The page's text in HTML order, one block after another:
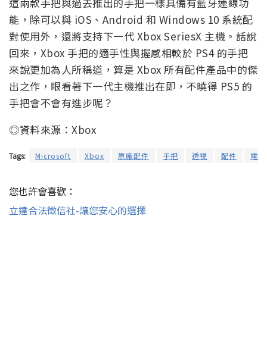
能，除可以與 iOS、Android 和 Windows 10 系統配
對使用外，還將支持下一代 Xbox SeriesX 主機。話說
回來，Xbox 手把的適手性與握感相較於 PS4 的手把
來說更加為人所稱道，算是 Xbox 所有配件產品中的傑
出之作，眼看著下一代主機推出在即，不曉得 PS5 的
手把會不會有進步呢？
◎資料來源：Xbox
Tags: Microsoft Xbox 原廠配件 手把 透視 配件 電
您也許會喜歡：
立達合法徵信社-讓您安心的選擇